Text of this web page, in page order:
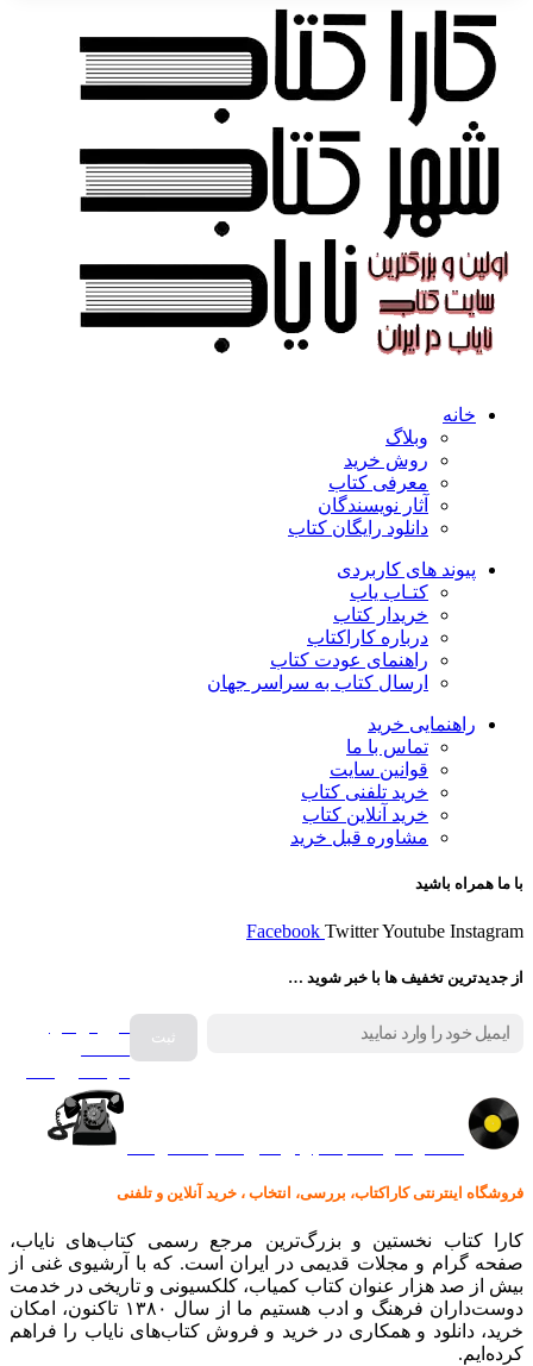
خانه
وبلاگ
روش خرید
معرفی کتاب
آثار نویسندگان
دانلود رایگان کتاب
پیوند های کاربردی
کتـاب یاب
خریدار کتاب
درباره کاراکتاب
راهنمای عودت کتاب
ارسال کتاب به سراسر جهان
راهنمایی خرید
تماس با ما
قوانین سایت
خرید تلفنی کتاب
خرید آنلاین کتاب
مشاوره قبل خرید
با ما همراه باشید
Facebook TwitterYoutube Instagram
از جدیدترین تخفیف ها با خبر شوید …
فروش انواع
فروشگاه اینترنتی کاراکتاب، بررسی، انتخاب ، خرید آنلاین و تلفنی
کارا کتاب نخستین و بزرگ‌ترین مرجع رسمی کتاب‌های نایاب،
صفحه گرام و مجلات قدیمی در ایران است. که با آرشیوی غنی از
بیش از صد هزار عنوان کتاب کمیاب، کلکسیونی و تاریخی در خدمت
دوست‌داران فرهنگ و ادب هستیم ما از سال ۱۳۸۰ تاکنون، امکان
خرید، دانلود و همکاری در خرید و فروش کتاب‌های نایاب را فراهم
کرده‌ایم.